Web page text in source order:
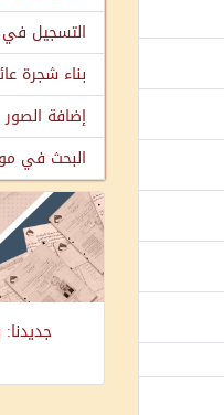
التسجيل في
بناء شجرة
إضافة الصور
البحث في